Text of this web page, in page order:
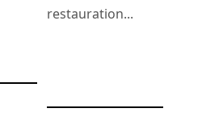
restauration...